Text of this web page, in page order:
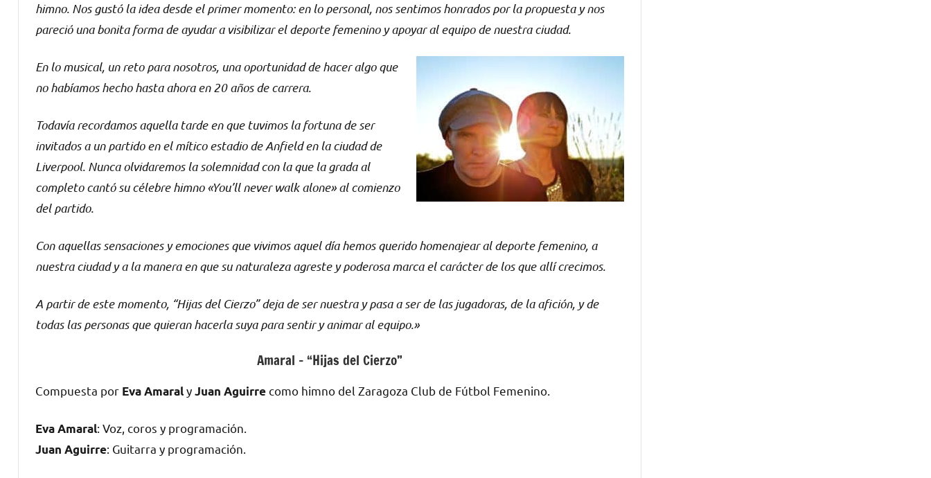
himno. Nos gustó la idea desde el primer momento: en lo personal, nos sentimos honrados por la propuesta y nos
pareció una bonita forma de ayudar a visibilizar el deporte femenino y apoyar al equipo de nuestra ciudad.
En lo musical, un reto para nosotros, una oportunidad de hacer algo que
no habíamos hecho hasta ahora en 20 años de carrera.
Todavía recordamos aquella tarde en que tuvimos la fortuna de ser
invitados a un partido en el mítico estadio de Anfield en la ciudad de
Liverpool. Nunca olvidaremos la solemnidad con la que la grada al
completo cantó su célebre himno «You’ll never walk alone» al comienzo
del partido.
Con aquellas sensaciones y emociones que vivimos aquel día hemos querido homenajear al deporte femenino, a
nuestra ciudad y a la manera en que su naturaleza agreste y poderosa marca el carácter de los que allí crecimos.
A partir de este momento, “Hijas del Cierzo” deja de ser nuestra y pasa a ser de las jugadoras, de la afición, y de
todas las personas que quieran hacerla suya para sentir y animar al equipo.»
Amaral – “Hijas del Cierzo”
Compuesta por Eva AmaralyJuan Aguirrecomo himno del Zaragoza Club de Fútbol Femenino.
Eva Amaral: Voz, coros y programación.
Juan Aguirre: Guitarra y programación.